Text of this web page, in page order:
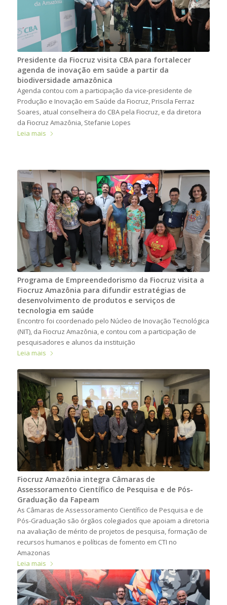
Presidente da Fiocruz visita CBA para fortalecer
agenda de inovação em saúde a partir da
biodiversidade amazônica
Agenda contou com a participação da vice-presidente de
Produção e Inovação em Saúde da Fiocruz, Priscila Ferraz
Soares, atual conselheira do CBA pela Fiocruz, e da diretora
da Fiocruz Amazônia, Stefanie Lopes
Leia mais
Programa de Empreendedorismo da Fiocruz visita a
Fiocruz Amazônia para difundir estratégias de
desenvolvimento de produtos e serviços de
tecnologia em saúde
Encontro foi coordenado pelo Núcleo de Inovação Tecnológica
(NIT), da Fiocruz Amazônia, e contou com a participação de
pesquisadores e alunos da instituição
Leia mais
Fiocruz Amazônia integra Câmaras de
Assessoramento Científico de Pesquisa e de Pós-
Graduação da Fapeam
As Câmaras de Assessoramento Científico de Pesquisa e de
Pós-Graduação são órgãos colegiados que apoiam a diretoria
na avaliação de mérito de projetos de pesquisa, formação de
recursos humanos e políticas de fomento em CTI no
Amazonas
Leia mais